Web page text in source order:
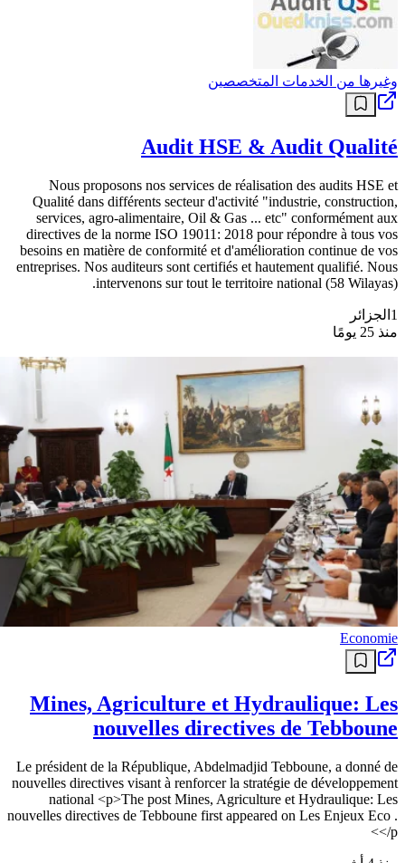
وغيرها من الخدمات المتخصصين
Audit HSE & Audit Qualité
Nous proposons nos services de réalisation des audits HSE et
Qualité dans différents secteur d'activité "industrie, construction,
services, agro-alimentaire, Oil & Gas ... etc" conformément aux
directives de la norme ISO 19011: 2018 pour répondre à tous vos
besoins en matière de conformité et d'amélioration continue de vos
entreprises. Nos auditeurs sont certifiés et hautement qualifié. Nous
intervenons sur tout le territoire national (58 Wilayas).
1 الجزائر
منذ 25 يومًا
Economie
Mines, Agriculture et Hydraulique: Les
nouvelles directives de Tebboune
Le président de la République, Abdelmadjid Tebboune, a donné de
nouvelles directives visant à renforcer la stratégie de développement
national <p>The post Mines, Agriculture et Hydraulique: Les
nouvelles directives de Tebboune first appeared on Les Enjeux Eco .
</p>